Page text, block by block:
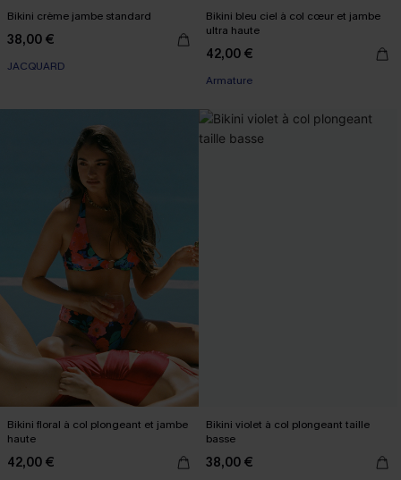
Bikini crème jambe standard
38,00 €
JACQUARD
Bikini bleu ciel à col cœur et jambe
ultra haute
42,00 €
Armature
Bikini floral à col plongeant et jambe
haute
42,00 €
Bikini violet à col plongeant taille
basse
38,00 €